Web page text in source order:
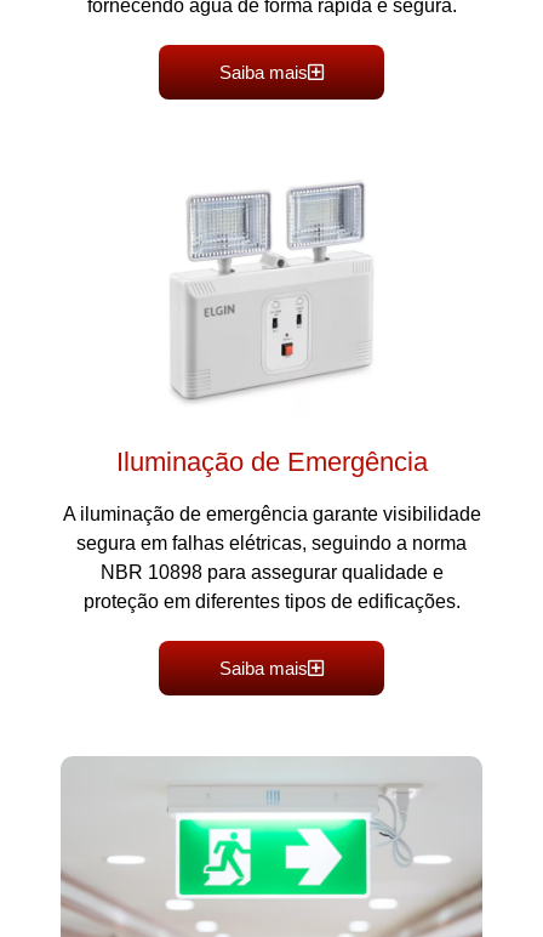
fornecendo água de forma rápida e segura.
Saiba mais
Iluminação de Emergência
A iluminação de emergência garante visibilidade
segura em falhas elétricas, seguindo a norma
NBR 10898 para assegurar qualidade e
proteção em diferentes tipos de edificações.
Saiba mais